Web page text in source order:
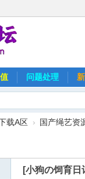
问题处理
载A区 › 国产绳艺资
[小狗の饲育日